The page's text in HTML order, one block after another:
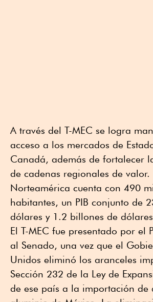
A través del T-MEC se logra
acceso a los mercados de
Canadá, además de fortalecer
de cadenas regionales de
Norteamérica cuenta con 490
habitantes, un PIB conjunto de
dólares y 1.2 billones de
El T-MEC fue presentado por el
al Senado, una vez que el
Unidos eliminó los aranceles
Sección 232 de la Ley de
de ese país a la importación de